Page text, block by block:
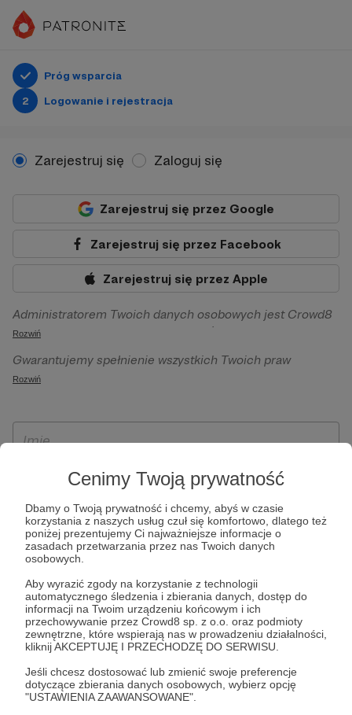
Cenimy Twoją prywatność
Dbamy o Twoją prywatność i chcemy, abyś w czasie
korzystania z naszych usług czuł się komfortowo, dlatego też
poniżej prezentujemy Ci najważniejsze informacje o
zasadach przetwarzania przez nas Twoich danych
osobowych.
Aby wyrazić zgody na korzystanie z technologii
automatycznego śledzenia i zbierania danych, dostęp do
informacji na Twoim urządzeniu końcowym i ich
przechowywanie przez Crowd8 sp. z o.o. oraz podmioty
zewnętrzne, które wspierają nas w prowadzeniu działalności,
kliknij AKCEPTUJĘ I PRZECHODZĘ DO SERWISU.
Jeśli chcesz dostosować lub zmienić swoje preferencje
dotyczące zbierania danych osobowych, wybierz opcję
"USTAWIENIA ZAAWANSOWANE".
Próg wsparcia
2
Logowanie i rejestracja
Zarejestruj się Zaloguj się
Zarejestruj się przez Google
Zarejestruj się przez Facebook
Zarejestruj się przez Apple
Administratorem Twoich danych osobowych jest Crowd8
sp. z o.o. z siedziba w Warszawie, ul. Żwirki i Wigury 16, 02-
092 Warszawa. Twoje dane osobowe będą przetwarzane w
szczególności w celu wykonania umowy zawartej z Tobą, w
Patronite.pl, w tym możliwości dokonywania oraz
otrzymywania wsparcia na naszej platformie oraz
Rozwiń
Gwarantujemy spełnienie wszystkich Twoich praw
wynikających z ogólnego rozporządzenia o ochronie
ich przenoszenia, niepodlegania zautomatyzowanemu
wyrażenia sprzeciwu wobec przetwarzania Twoich danych
osobowych. Rejestracja dla osób niepełnoletnich możliwa
jest po przekazaniu podpisanego formularza "Zgodna na
założenie konta przez osobę niepełnoletnią", formularz
dostępny jest na stronie regulaminu Patronite.pl.
Rozwiń
* Zapoznałem się i akceptujęRegulaminserwisu oraz